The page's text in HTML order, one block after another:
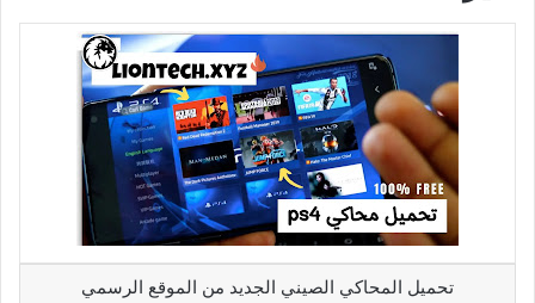
تحميل المحاكي الصيني الجديد من الموقع الرسمي